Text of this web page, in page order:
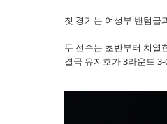
첫 경기는 여성부 밴텀급
두 선수는 초반부터 치열
결국 유지호가 3라운드